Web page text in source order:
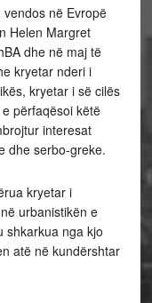
në Evropë
Helen Margret
dhe në maj të
kryetar nderi i
kryetar i së cilës
përfaqësoi këtë
interesat
dhe serbo-greke.
kryetar i
urbanistikën e
shkarkua nga kjo
atë në kundërshtar